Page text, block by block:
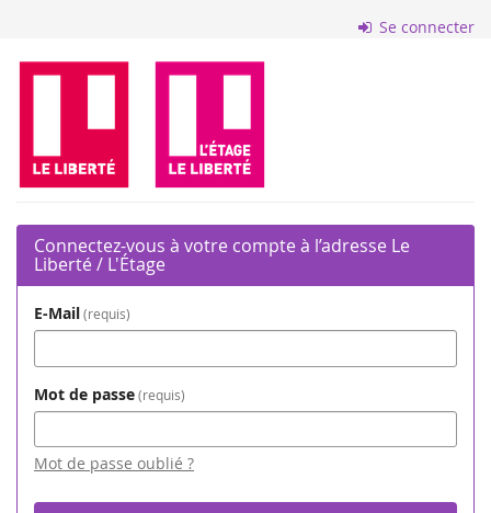
principale
Se connecter
Le
Liberté
L'Étage
Connectez-vous à votre compte à l’adresse Le
Liberté / L'Étage
E-Mail requis
Mot de passe requis
Mot de passe oublié ?